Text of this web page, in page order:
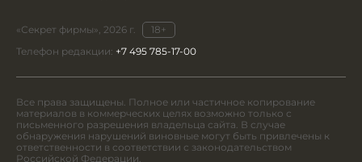
«Секрет фирмы», 2026 г.
18+
Телефон редакции: +7 495 785-17-00
Все права защищены. Полное или частичное копирование
материалов в коммерческих целях возможно только с
письменного разрешения владельца сайта. В случае
обнаружения нарушений виновные могут быть привлечены к
ответственности в соответствии с законодательством
Российской Федерации.